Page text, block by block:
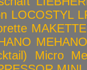
LOCOSTYL
MAKETTE
Micro